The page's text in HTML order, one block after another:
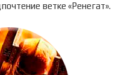
ветке «Ренегат».